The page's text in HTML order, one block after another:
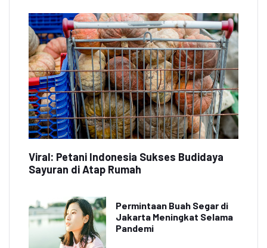
Viral: Petani Indonesia Sukses Budidaya
Sayuran di Atap Rumah
Permintaan Buah Segar di
Jakarta Meningkat Selama
Pandemi